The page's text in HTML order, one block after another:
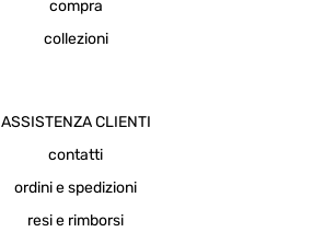
compra
collezioni
ASSISTENZA CLIENTI
contatti
ordini e spedizioni
resi e rimborsi